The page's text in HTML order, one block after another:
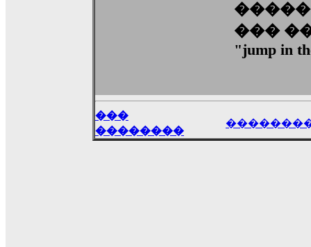
���
"jump in
���
��������